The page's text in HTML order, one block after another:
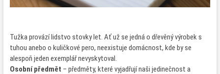
Tužka provází lidstvo stovky let. Ať už se jedná o dřevěný výrobek s
tuhou anebo o kuličkové pero, neexistuje domácnost, kde by se
alespoň jeden exemplář nevyskytoval.
Osobní předmět – předměty, které vyjadřují naši jedinečnost a